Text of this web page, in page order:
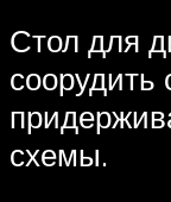
Стол для
соорудить
схемы.